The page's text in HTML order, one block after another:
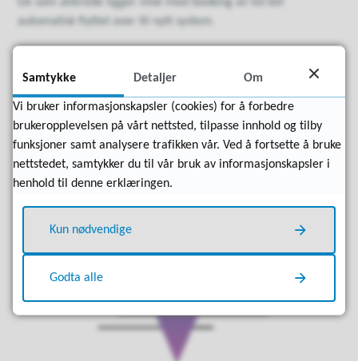
automatisk flyttet over til nytt system.
Aktiv Kommune handler om å senke terskelen for deltakelse
og legge til rette for mer bevegelse, fellesskap og livskvalitet.
Gjennom bookingløsningen ønsker vi å gjøre det lettere å
koble mennesker med aktiviteter – uansett alder, nivå eller
interesse.
Samtykke Detaljer Om
Vi bruker informasjonskapsler (cookies) for å forbedre
brukeropplevelsen på vårt nettsted, tilpasse innhold og tilby
funksjoner samt analysere trafikken vår. Ved å fortsette å bruke
nettstedet, samtykker du til vår bruk av informasjonskapsler i
henhold til denne erklæringen.
Kun nødvendige
Godta alle